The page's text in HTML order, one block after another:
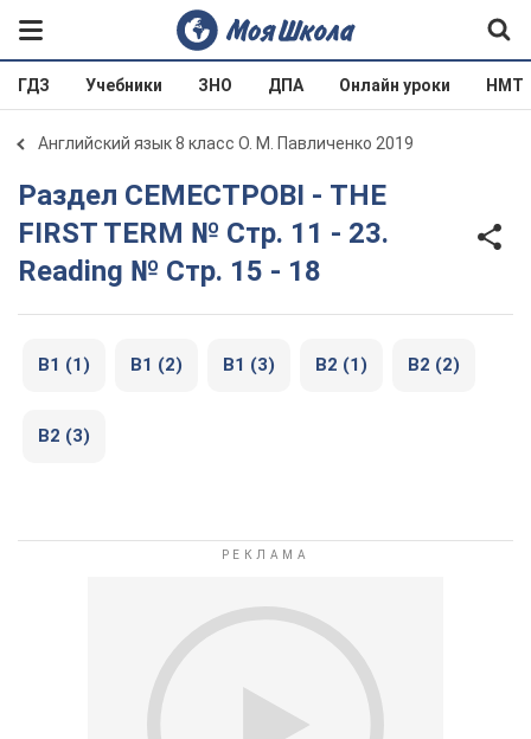
ГДЗ Учебники ЗНО ДПА Онлайн уроки НМТ
Английский язык 8 класс О. М. Павличенко 2019
Раздел CЕМЕСТРОВІ - THE
FIRST TERM № Стр. 11 - 23.
Reading № Стр. 15 - 18
В1 (1) В1 (2) В1 (3) В2 (1) В2 (2)
В2 (3)